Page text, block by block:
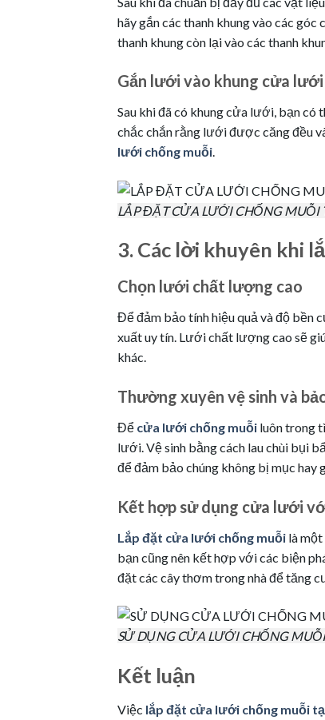
hãy gắn các thanh khung vào các góc
thanh khung còn lại vào các thanh
Gắn lưới vào khung cửa
Sau khi đã có khung cửa lưới, bạn có
chắc chắn rằng lưới được căng đều
lưới chống muỗi.
LẮP ĐẶT CỬA LƯỚI CHỐNG MUỖI
3. Các lời khuyên khi
Chọn lưới chất lượng cao
Để đảm bảo tính hiệu quả và độ bền
xuất uy tín. Lưới chất lượng cao sẽ
khác.
Thường xuyên vệ sinh và
Để cửa lưới chống muỗi luôn trong
lưới. Vệ sinh bằng cách lau chùi bụi
để đảm bảo chúng không bị mục hay
Kết hợp sử dụng cửa lưới
Lắp đặt cửa lưới chống muỗi là một
bạn cũng nên kết hợp với các biện
đặt các cây thơm trong nhà để tăng
SỬ DỤNG CỬA LƯỚI CHỐNG
Kết luận
Việc lắp đặt cửa lưới chống muỗi